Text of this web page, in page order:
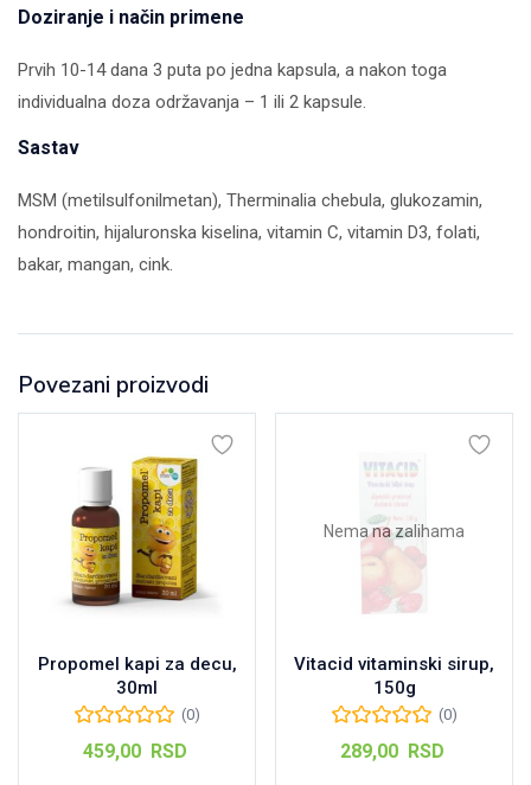
Doziranje i način primene
Prvih 10-14 dana 3 puta po jedna kapsula, a nakon toga
individualna doza održavanja – 1 ili 2 kapsule.
Sastav
MSM (metilsulfonilmetan), Therminalia chebula, glukozamin,
hondroitin, hijaluronska kiselina, vitamin C, vitamin D3, folati,
bakar, mangan, cink.
Povezani proizvodi
Propomel kapi za decu,
30ml
(0)
459,00 RSD
Nema na zalihama
Vitacid vitaminski sirup,
150g
(0)
289,00 RSD